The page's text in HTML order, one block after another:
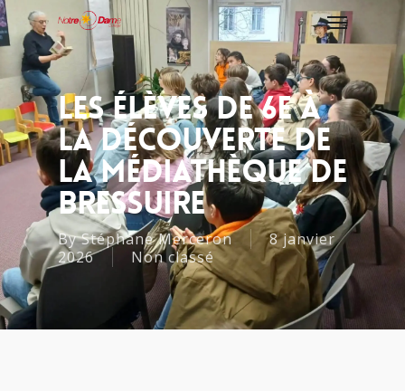
Les Élèves De 6e À
La Découverte De
La Médiathèque De
Bressuire
ByStéphane Merceron
8 janvier
2026
Non classé